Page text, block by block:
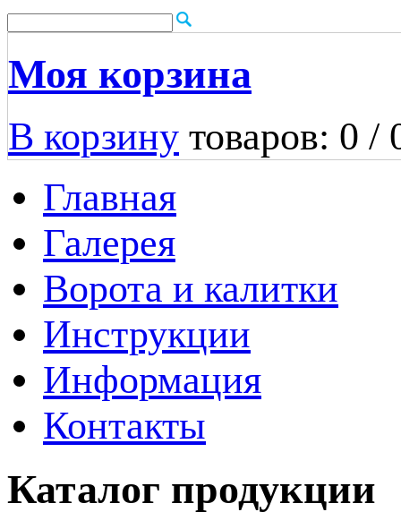
Моя корзина
В корзину товаров: 0 /
Главная
Галерея
Ворота и калитки
Инструкции
Информация
Контакты
Каталог продукции